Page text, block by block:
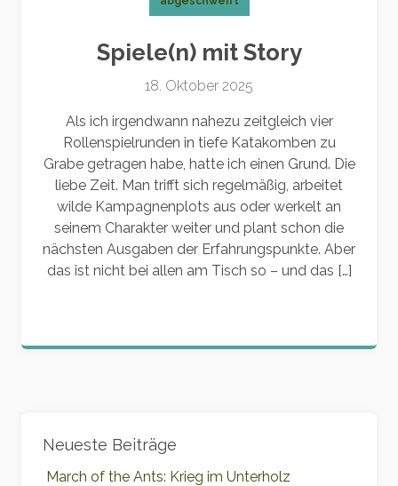
Spiele(n) mit Story
18. Oktober 2025
Als ich irgendwann nahezu zeitgleich vier
Rollenspielrunden in tiefe Katakomben zu
Grabe getragen habe, hatte ich einen Grund. Die
liebe Zeit. Man trifft sich regelmäßig, arbeitet
wilde Kampagnenplots aus oder werkelt an
seinem Charakter weiter und plant schon die
nächsten Ausgaben der Erfahrungspunkte. Aber
das ist nicht bei allen am Tisch so – und das […]
Neueste Beiträge
March of the Ants: Krieg im Unterholz